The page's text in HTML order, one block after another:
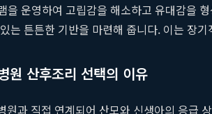
을 운영하여 고립감을 해소하고 유대감을
는 튼튼한 기반을 마련해 줍니다. 이는 장
원 산후조리 선택의 이유
원과 직접 연계되어 산모와 신생아의 응급